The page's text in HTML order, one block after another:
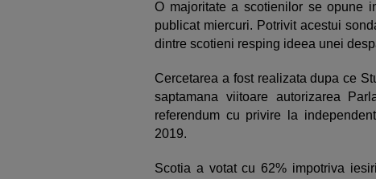
O majoritate a scotienilor se opune
publicat miercuri. Potrivit acestui
dintre scotieni resping ideea unei
Cercetarea a fost realizata dupa ce
saptamana viitoare autorizarea
referendum cu privire la
2019.
Scotia a votat cu 62% impotriva